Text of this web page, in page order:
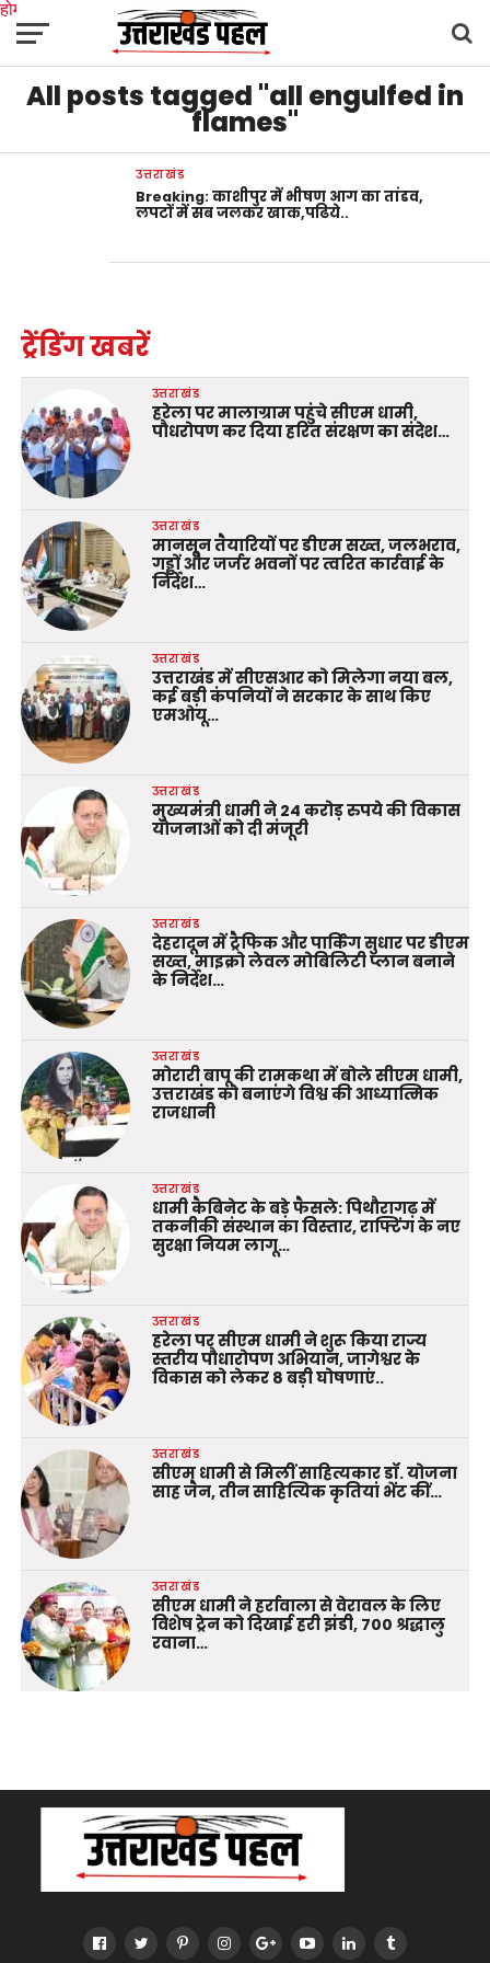
होम
उत्तराखंडअल्मोड़ाउत्तरकाशीउधम सिंह नगरचंपावतचमोलीटिहरी गढ़वाल
देहरादूननैनीताल पिथौरागढ़पौड़ी गढ़वालबागेश्वररुद्रप्रयागहरिद्वारदेश दुनिया
मनोरंजन
All posts tagged "all engulfed in
flames"
उत्तराखंड
Breaking: काशीपुर में भीषण आग का तांडव,
लपटों में सब जलकर खाक,पढिये..
ट्रेंडिंग खबरें
उत्तराखंड
हरेला पर मालाग्राम पहुंचे सीएम धामी,
पौधरोपण कर दिया हरित संरक्षण का संदेश…
उत्तराखंड
मानसून तैयारियों पर डीएम सख्त, जलभराव,
गड्ढों और जर्जर भवनों पर त्वरित कार्रवाई के
निर्देश…
उत्तराखंड
उत्तराखंड में सीएसआर को मिलेगा नया बल,
कई बड़ी कंपनियों ने सरकार के साथ किए
एमओयू…
उत्तराखंड
मुख्यमंत्री धामी ने 24 करोड़ रुपये की विकास
योजनाओं को दी मंजूरी
उत्तराखंड
देहरादून में ट्रैफिक और पार्किंग सुधार पर डीएम
सख्त, माइक्रो लेवल मोबिलिटी प्लान बनाने
के निर्देश…
उत्तराखंड
मोरारी बापू की रामकथा में बोले सीएम धामी,
उत्तराखंड को बनाएंगे विश्व की आध्यात्मिक
राजधानी
उत्तराखंड
धामी कैबिनेट के बड़े फैसले: पिथौरागढ़ में
तकनीकी संस्थान का विस्तार, राफ्टिंग के नए
सुरक्षा नियम लागू…
उत्तराखंड
हरेला पर सीएम धामी ने शुरू किया राज्य
स्तरीय पौधारोपण अभियान, जागेश्वर के
विकास को लेकर 8 बड़ी घोषणाएं..
उत्तराखंड
सीएम धामी से मिलीं साहित्यकार डॉ. योजना
साह जैन, तीन साहित्यिक कृतियां भेंट कीं…
उत्तराखंड
सीएम धामी ने हर्रावाला से वेरावल के लिए
विशेष ट्रेन को दिखाई हरी झंडी, 700 श्रद्धालु
रवाना…